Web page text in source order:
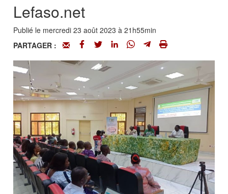
Lefaso.net
Publié le mercredi 23 août 2023 à 21h55min
PARTAGER :